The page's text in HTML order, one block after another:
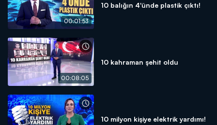
00:01:53
10 balığın 4'ünde plastik çıktı!
00:08:05
10 kahraman şehit oldu
10 milyon kişiye elektrik yardımı!